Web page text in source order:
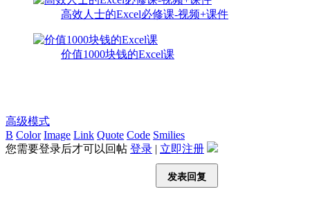
高效人士的Excel必修课-视频+课件
价值1000块钱的Excel课
高级模式
B Color Image Link Quote Code Smilies
您需要登录后才可以回帖 登录 | 立即注册
发表回复